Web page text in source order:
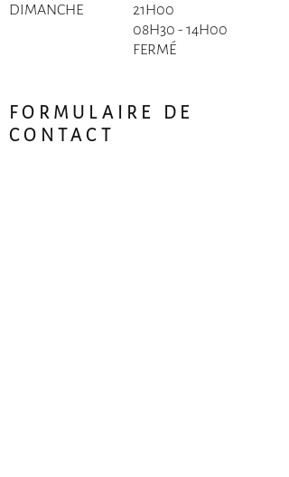
DIMANCHE
21H00
08H30 - 14H00
FERMÉ
FORMULAIRE DE
CONTACT